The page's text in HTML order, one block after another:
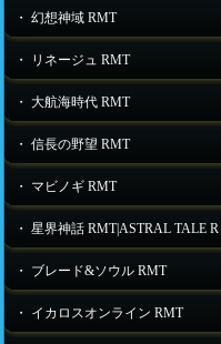
・ 幻想神域 RMT
・ リネージュ RMT
・ 大航海時代 RMT
・ 信長の野望 RMT
・ マビノギ RMT
・ 星界神話 RMT|ASTRAL TALE R
・ ブレード&ソウル RMT
・ イカロスオンライン RMT